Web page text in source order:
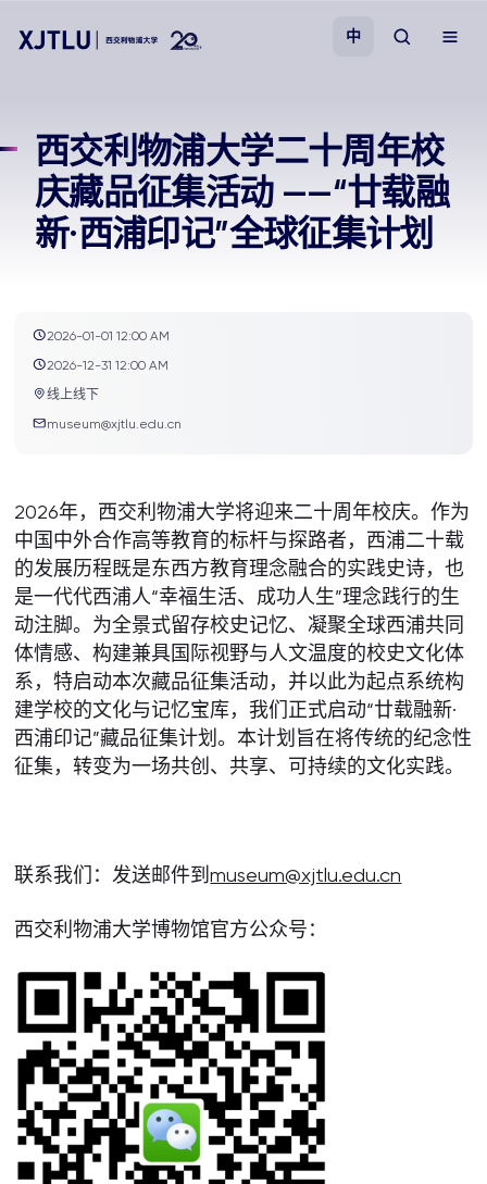
招生
科研
中
西交利物浦大学二十周年校
庆藏品征集活动 ——“廿载融
新·西浦印记”全球征集计划
2026-01-01 12:00 AM
2026-12-31 12:00 AM
线上线下
museum@xjtlu.edu.cn
2026年，西交利物浦大学将迎来二十周年校庆。作为
中国中外合作高等教育的标杆与探路者，西浦二十载
的发展历程既是东西方教育理念融合的实践史诗，也
是一代代西浦人“幸福生活、成功人生”理念践行的生
动注脚。为全景式留存校史记忆、凝聚全球西浦共同
体情感、构建兼具国际视野与人文温度的校史文化体
系，特启动本次藏品征集活动，并以此为起点系统构
建学校的文化与记忆宝库，我们正式启动“廿载融新·
西浦印记”藏品征集计划。本计划旨在将传统的纪念性
征集，转变为一场共创、共享、可持续的文化实践。
联系我们：发送邮件到museum@xjtlu.edu.cn
西交利物浦大学博物馆官方公众号：